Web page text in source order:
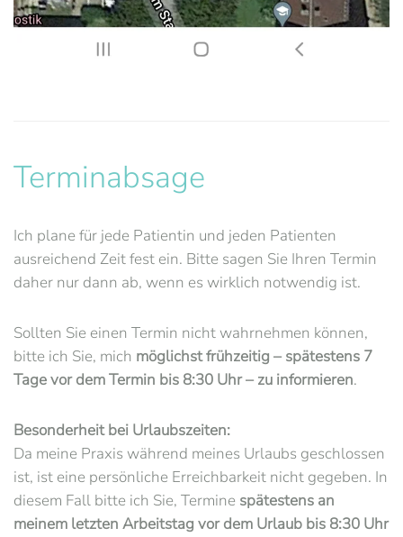
Terminabsage
Ich plane für jede Patientin und jeden Patienten
ausreichend Zeit fest ein. Bitte sagen Sie Ihren Termin
daher nur dann ab, wenn es wirklich notwendig ist.
Sollten Sie einen Termin nicht wahrnehmen können,
bitte ich Sie, mich möglichst frühzeitig – spätestens 7
Tage vor dem Termin bis 8:30 Uhr – zu informieren.
Besonderheit bei Urlaubszeiten:
Da meine Praxis während meines Urlaubs geschlossen
ist, ist eine persönliche Erreichbarkeit nicht gegeben. In
diesem Fall bitte ich Sie, Termine spätestens an
meinem letzten Arbeitstag vor dem Urlaub bis 8:30 Uhr